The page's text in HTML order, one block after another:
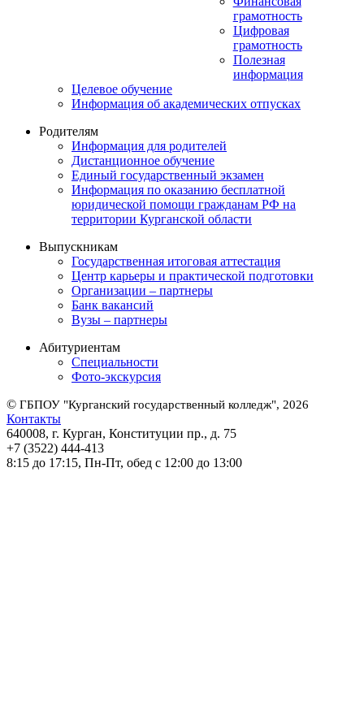
грамотность
Цифровая
грамотность
Полезная
информация
Целевое обучение
Информация об академических отпусках
Родителям
Информация для родителей
Дистанционное обучение
Единый государственный экзамен
Информация по оказанию бесплатной
юридической помощи гражданам РФ на
территории Курганской области
Выпускникам
Государственная итоговая аттестация
Центр карьеры и практической подготовки
Организации – партнеры
Банк вакансий
Вузы – партнеры
Абитуриентам
Специальности
Фото-экскурсия
© ГБПОУ "Курганский государственный колледж", 2026
Контакты
640008, г. Курган, Конституции пр., д. 75
+7 (3522) 444-413
8:15 до 17:15, Пн-Пт, обед с 12:00 до 13:00